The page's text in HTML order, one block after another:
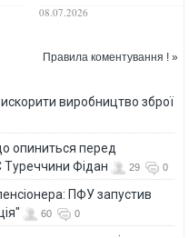
- військовий
08.07.2026
Правила коментування ! »
виробництво зброї
опиниться перед
Фідан
29 0
ПФУ запустив
60 0